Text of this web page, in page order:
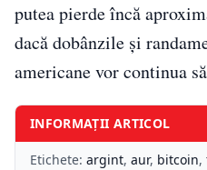
putea pierde încă
dacă dobânzile și
americane vor continua
INFORMAȚII ARTICOL
Etichete: argint, aur, bitcoin,